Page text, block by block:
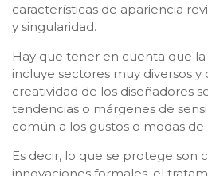
características de apariencia
y singularidad.
Hay que tener en cuenta que
incluye sectores muy diversos y
creatividad de los diseñadores
tendencias o márgenes de
común a los gustos o modas de
Es decir, lo que se protege son
innovaciones formales, el